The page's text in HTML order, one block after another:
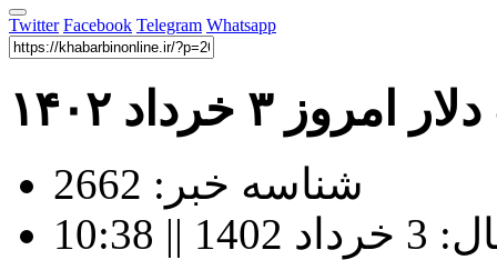
Twitter Facebook Telegram Whatsapp
۳ خرداد ۱۴۰۲
شناسه خبر: 2662